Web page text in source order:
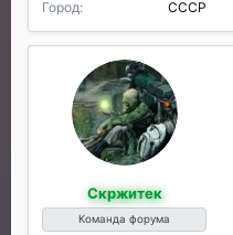
Город
СССР
Скржитек
Команда форума